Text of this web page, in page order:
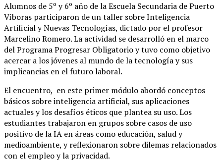
Alumnos de 5º y 6º año de la Escuela Secundaria de Puerto
Víboras participaron de un taller sobre Inteligencia
Artificial y Nuevas Tecnologías, dictado por el profesor
Marcelino Romero. La actividad se desarrolló en el marco
del Programa Progresar Obligatorio y tuvo como objetivo
acercar a los jóvenes al mundo de la tecnología y sus
implicancias en el futuro laboral.
El encuentro, en este primer módulo abordó conceptos
básicos sobre inteligencia artificial, sus aplicaciones
actuales y los desafíos éticos que plantea su uso. Los
estudiantes trabajaron en grupos sobre casos de uso
positivo de la IA en áreas como educación, salud y
medioambiente, y reflexionaron sobre dilemas relacionados
con el empleo y la privacidad.